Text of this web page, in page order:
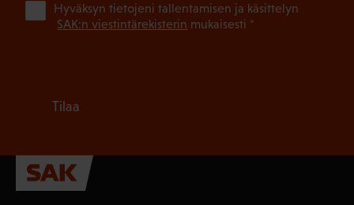
Hyväksyn tietojeni tallentamisen ja käsittelyn
SAK:n viestintärekisterin mukaisesti *
Tilaa